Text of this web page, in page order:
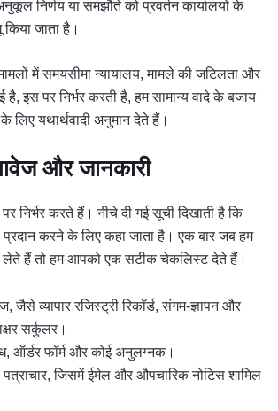
निर्णय या समझौते को प्रवर्तन कार्यालयों के
जाता है।
में समयसीमा न्यायालय, मामले की जटिलता और
है, इस पर निर्भर करती है, हम सामान्य वादे के बजाय
लिए यथार्थवादी अनुमान देते हैं।
और जानकारी
निर्भर करते हैं। नीचे दी गई सूची दिखाती है कि
करने के लिए कहा जाता है। एक बार जब हम
हैं तो हम आपको एक सटीक चेकलिस्ट देते हैं।
जैसे व्यापार रजिस्ट्री रिकॉर्ड, संगम-ज्ञापन और
सर्कुलर।
ऑर्डर फॉर्म और कोई अनुलग्नक।
जिसमें ईमेल और औपचारिक नोटिस शामिल